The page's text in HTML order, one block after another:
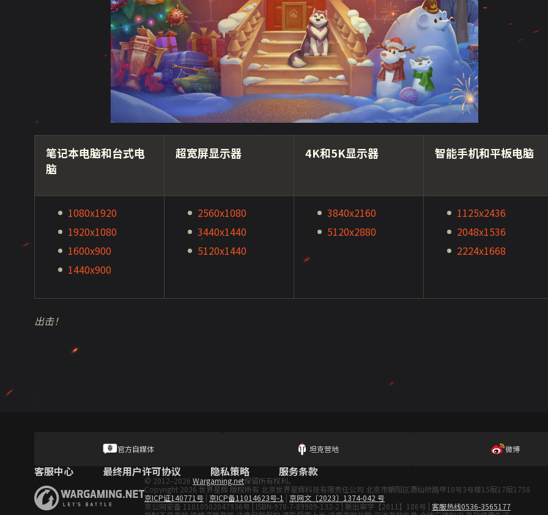
笔记本电脑和台式电
脑
超宽屏显示器 4K和5K显示器 智能手机和平板电脑
1080x1920
1920x1080
1600x900
1440x900
2560x1080
3440x1440
5120x1440
3840x2160
5120x2880
1125x2436
2048x1536
2224x1668
出击！
官方自媒体 坦克营地 微博
客服中心 最终用户许可协议 隐私策略 服务条款
© 2012–2026 Wargaming.net保留所有权利。
Copyright 2026 世界星辉 版权所有 北京世界星辉科技有限责任公司 北京市朝阳区酒仙桥路甲10号3号楼15层17层1758
京ICP证140771号 | 京ICP备11014623号-1 | 京网文〔2023〕1374-042 号
京公网安备 11010502047936号 | ISBN-978-7-89989-132-2 | 新出审字【2011】186号 | 客服热线0536-3565177